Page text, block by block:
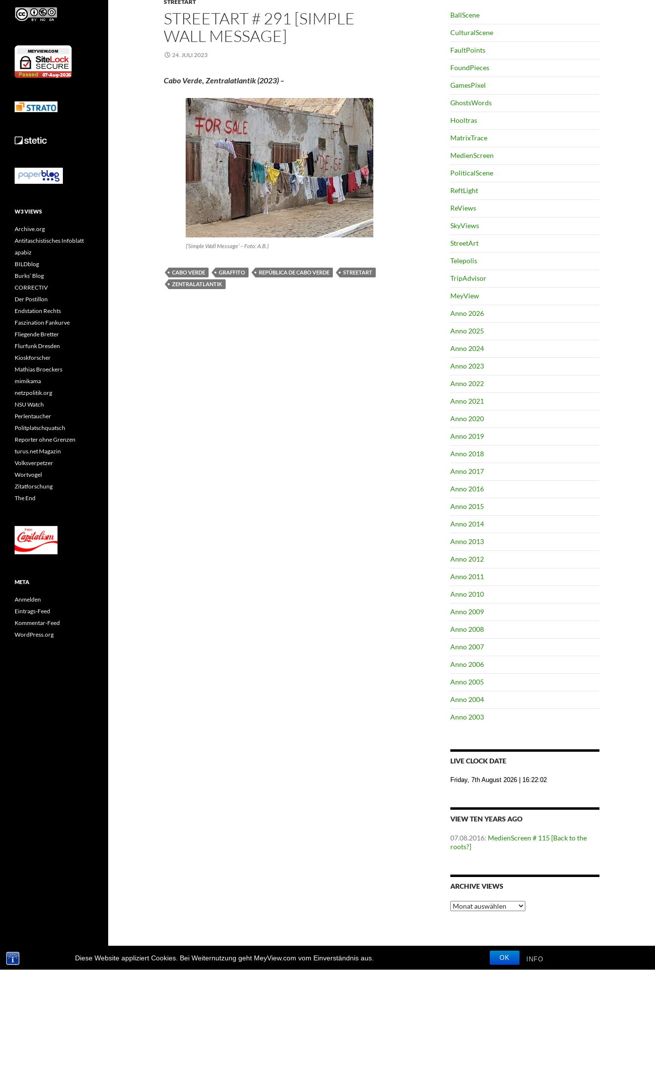
Diese Website appliziert Cookies. Bei Weiternutzung geht MeyView.com vom Einverständnis aus. OK INFO
STREETART
STREETART # 291 [SIMPLE
WALL MESSAGE]
24. JULI 2023
Cabo Verde, Zentralatlantik (2023) –
(’Simple Wall Message’ – Foto: A.B.)
CABO VERDE GRAFFITO REPÚBLICA DE CABO VERDE
STREETART
ZENTRALATLANTIK
BallScene
CulturalScene
FaultPoints
FoundPieces
GamesPixel
GhostsWords
Hooltras
MatrixTrace
MedienScreen
PoliticalScene
ReftLight
ReViews
SkyViews
StreetArt
Telepolis
TripAdvisor
MeyView
Anno 2026
Anno 2025
Anno 2024
Anno 2023
Anno 2022
Anno 2021
Anno 2020
Anno 2019
Anno 2018
Anno 2017
Anno 2016
Anno 2015
Anno 2014
Anno 2013
Anno 2012
Anno 2011
Anno 2010
Anno 2009
Anno 2008
Anno 2007
Anno 2006
Anno 2005
Anno 2004
Anno 2003
LIVE CLOCK DATE
Friday, 7th August 2026 | 16:22:03
VIEW TEN YEARS AGO
07.08.2016: MedienScreen # 115 [Back to the
roots?]
ARCHIVE VIEWS
Archive
Views
W3 VIEWS
Archive.org
Antifaschistisches Infoblatt
apabiz
BILDblog
Burks’ Blog
CORRECTIV
Der Postillon
Endstation Rechts
Faszination Fankurve
Fliegende Bretter
Flurfunk Dresden
Kioskforscher
Mathias Broeckers
mimikama
netzpolitik.org
NSU Watch
Perlentaucher
Politplatschquatsch
Reporter ohne Grenzen
turus.net Magazin
Volksverpetzer
Wortvogel
Zitatforschung
The End
META
Anmelden
Eintrags-Feed
Kommentar-Feed
WordPress.org